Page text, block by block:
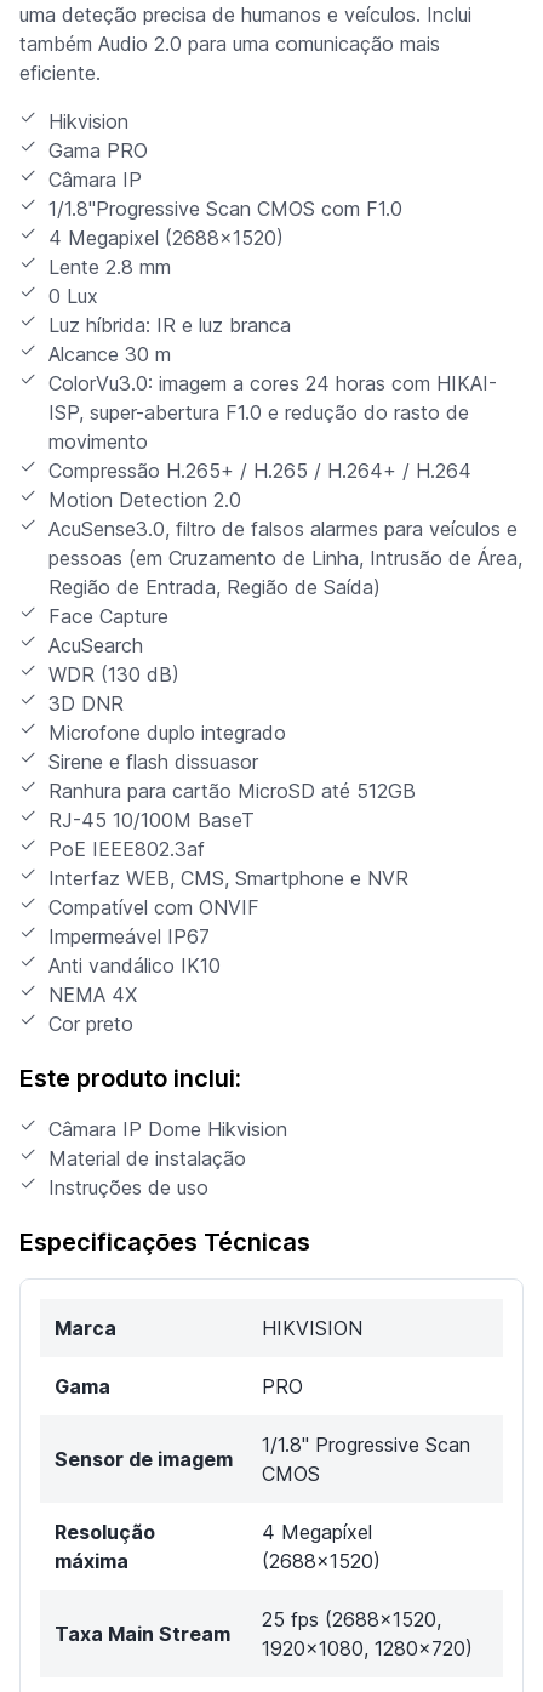
uma deteção precisa de humanos e veículos. Inclui
também Audio 2.0 para uma comunicação mais
eficiente.
Hikvision
Gama PRO
Câmara IP
1/1.8"Progressive Scan CMOS com F1.0
4 Megapixel (2688x1520)
Lente 2.8 mm
0 Lux
Luz híbrida: IR e luz branca
Alcance 30 m
ColorVu3.0: imagem a cores 24 horas com HIKAI-
ISP, super-abertura F1.0 e redução do rasto de
movimento
Compressão H.265+ / H.265 / H.264+ / H.264
Motion Detection 2.0
AcuSense3.0, filtro de falsos alarmes para veículos e
pessoas (em Cruzamento de Linha, Intrusão de Área,
Região de Entrada, Região de Saída)
Face Capture
AcuSearch
WDR (130 dB)
3D DNR
Microfone duplo integrado
Sirene e flash dissuasor
Ranhura para cartão MicroSD até 512GB
RJ-45 10/100M BaseT
PoE IEEE802.3af
Interfaz WEB, CMS, Smartphone e NVR
Compatível com ONVIF
Impermeável IP67
Anti vandálico IK10
NEMA 4X
Cor preto
Este produto inclui:
Câmara IP Dome Hikvision
Material de instalação
Instruções de uso
Especificações Técnicas
Marca HIKVISION
Gama PRO
Sensor de imagem
1/1.8" Progressive Scan
CMOS
Resolução
máxima
4 Megapíxel
(2688x1520)
Taxa Main Stream
25 fps (2688x1520,
1920×1080, 1280×720)